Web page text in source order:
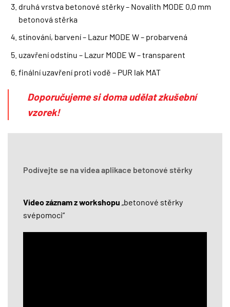
druhá vrstva betonové stěrky – Novalith MODE 0,0 mm
betonová stěrka
stínování, barvení – Lazur MODE W – probarvená
uzavření odstínu – Lazur MODE W – transparent
finální uzavření proti vodě – PUR lak MAT
Doporučujeme si doma udělat zkušební
vzorek!
Podívejte se na videa aplikace betonové stěrky
Video záznam z workshopu „betonové stěrky
svépomoci“